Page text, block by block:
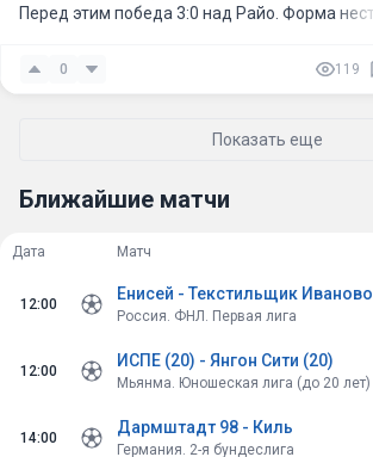
Перед этим победа 3:0 над Райо. Форма
Эльче (Н-П-В-В-В ): 3 победы в последних 5,
Сельтой. Последний матч — 1:1 с Алавесом.
Р. Родригес — Форналс, Рока — Альтимира,
Вне: Аитор Руибаль (красная карточка —
Анхель Ортис (мышца).
Эльче (4-4-2 / 4-2-3-1, Эдер Сарабия):
Тете Морент — Валера, Виллар, Февас,
Родригес, Андре Силва
У Эльче нет серьёзных травм перед этим
Ключевой игрок Бетиса: Абде Ездалзоули —
0 119
Показать еще
Ближайшие матчи
Дата Матч
12:00
Енисей - Текстильщик Иваново
Россия. ФНЛ. Первая лига
12:00
ИСПЕ (20) - Янгон Сити (20)
Мьянма. Юношеская лига (до 20 лет)
14:00
Дармштадт 98 - Киль
Германия. 2-я бундеслига